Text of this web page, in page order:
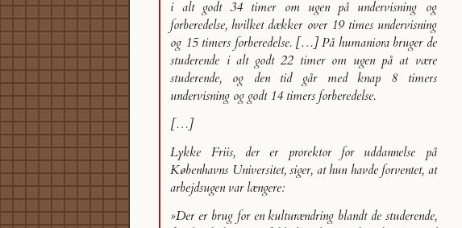
i alt godt 34 timer om ugen på undervisning og
forberedelse, hvilket dækker over 19 times undervisning
og 15 timers forberedelse. […] På humaniora bruger de
studerende i alt godt 22 timer om ugen på at være
studerende, og den tid går med knap 8 timers
undervisning og godt 14 timers forberedelse.
[…]
Lykke Friis, der er prorektor for uddannelse på
Københavns Universitet, siger, at hun havde forventet, at
arbejdsugen var længere:
»Der er brug for en kulturændring blandt de studerende,